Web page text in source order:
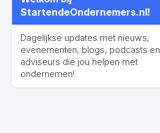
StartendeOndernemers.nl!
Dagelijkse updates met nieuws,
evenementen, blogs, podcasts en
adviseurs die jou helpen met
ondernemen!